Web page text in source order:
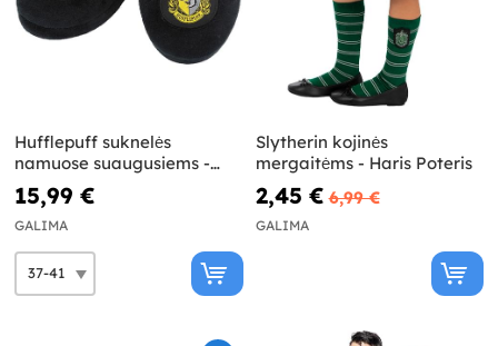
Hufflepuff suknelės
namuose suaugusiems -
Harry Potter
15,99 €
GALIMA
Slytherin kojinės
mergaitėms - Haris Poteris
2,45 € 6,99 €
GALIMA